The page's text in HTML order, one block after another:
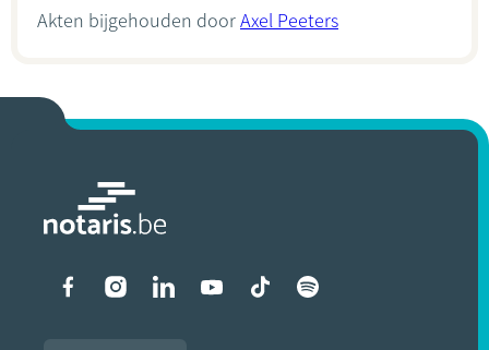
Akten bijgehouden doorAxel Peeters
Liens vers les réseaux